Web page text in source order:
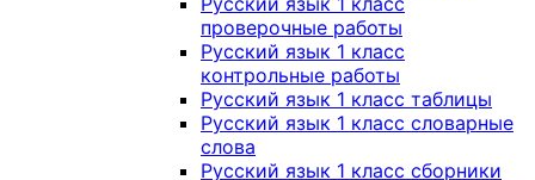
проверочные работы
Русский язык 1 класс
контрольные работы
Русский язык 1 класс таблицы
Русский язык 1 класс словарные
слова
Русский язык 1 класс сборники